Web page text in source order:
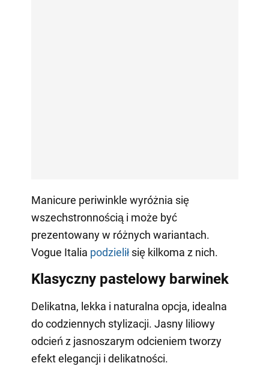
Manicure periwinkle wyróżnia się
wszechstronnością i może być
prezentowany w różnych wariantach.
Vogue Italia podzieliłsię kilkoma z nich.
Klasyczny pastelowy barwinek
Delikatna, lekka i naturalna opcja, idealna
do codziennych stylizacji. Jasny liliowy
odcień z jasnoszarym odcieniem tworzy
efekt elegancji i delikatności.